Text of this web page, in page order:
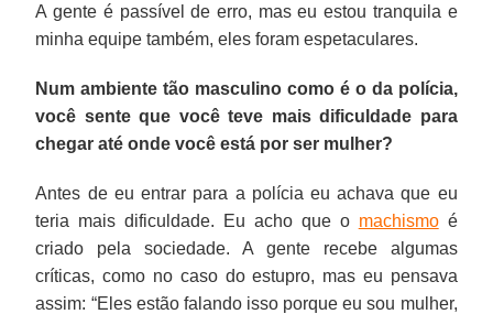
A gente é passível de erro, mas eu estou tranquila e
minha equipe também, eles foram espetaculares.
Num ambiente tão masculino como é o da polícia,
você sente que você teve mais dificuldade para
chegar até onde você está por ser mulher?
Antes de eu entrar para a polícia eu achava que eu
teria mais dificuldade. Eu acho que o machismoé
criado pela sociedade. A gente recebe algumas
críticas, como no caso do estupro, mas eu pensava
assim: “Eles estão falando isso porque eu sou mulher,